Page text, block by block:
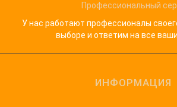
Профессиональный
У нас работают профессионалы
выборе и ответим на все
ИНФОРМАЦИЯ